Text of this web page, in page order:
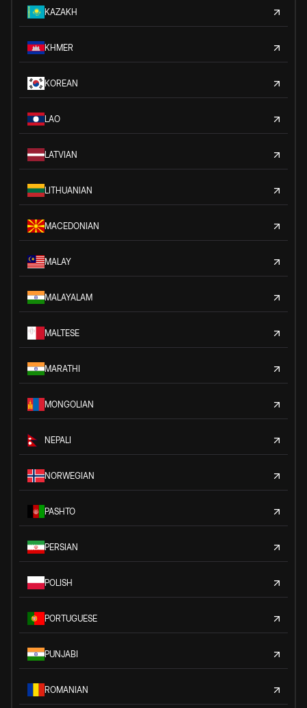
KAZAKH
KHMER
KOREAN
LAO
LATVIAN
LITHUANIAN
MACEDONIAN
MALAY
MALAYALAM
MALTESE
MARATHI
MONGOLIAN
NEPALI
NORWEGIAN
PASHTO
PERSIAN
POLISH
PORTUGUESE
PUNJABI
ROMANIAN